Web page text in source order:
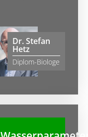
Dr. Stefan
Hetz
Diplom-Biologe